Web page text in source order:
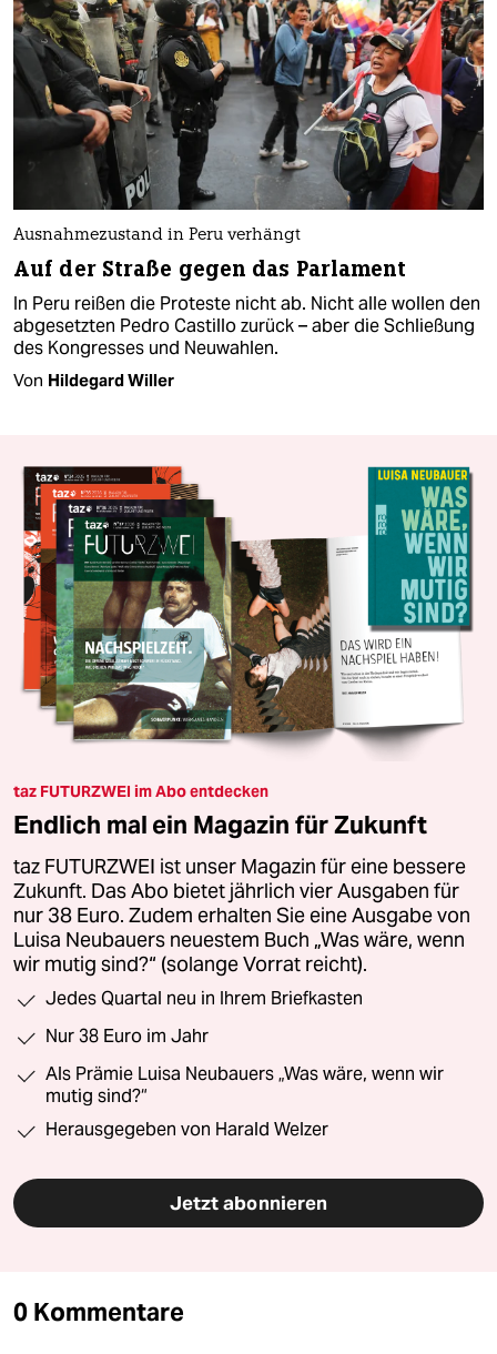
Ausnahmezustand in Peru verhängt
Auf der Straße gegen das Parlament
In Peru reißen die Proteste nicht ab. Nicht alle wollen den
abgesetzten Pedro Castillo zurück – aber die Schließung
des Kongresses und Neuwahlen.
Von Hildegard Willer
taz FUTURZWEI im Abo entdecken
Endlich mal ein Magazin für Zukunft
taz FUTURZWEI ist unser Magazin für eine bessere
Zukunft. Das Abo bietet jährlich vier Ausgaben für
nur 38 Euro. Zudem erhalten Sie eine Ausgabe von
Luisa Neubauers neuestem Buch „Was wäre, wenn
wir mutig sind?“ (solange Vorrat reicht).
Jedes Quartal neu in Ihrem Briefkasten
Nur 38 Euro im Jahr
Als Prämie Luisa Neubauers „Was wäre, wenn wir
mutig sind?“
Herausgegeben von Harald Welzer
Jetzt abonnieren
0 Kommentare